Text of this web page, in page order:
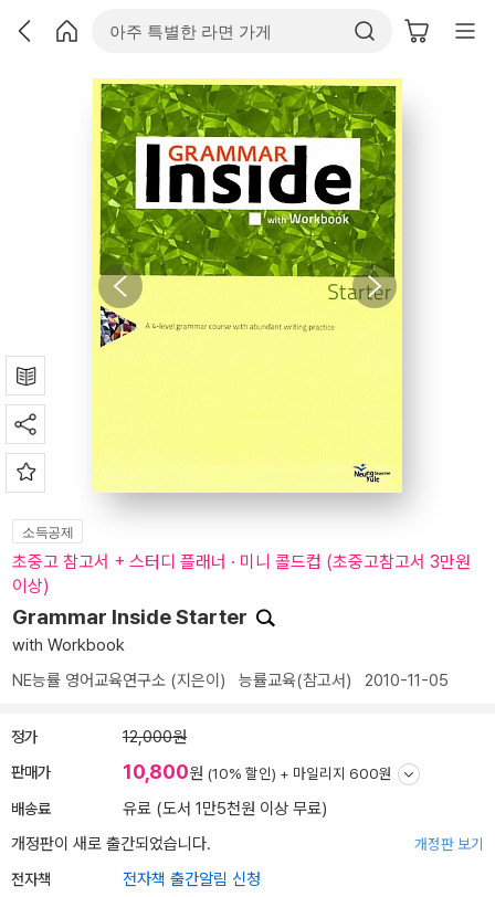
소득공제
초중고 참고서 + 스터디 플래너 · 미니 콜드컵 (초중고참고서 3만원
이상)
Grammar Inside Starter
with Workbook
NE능률 영어교육연구소 (지은이) 능률교육(참고서) 2010-11-05
정가 12,000원
판매가 10,800원 (10% 할인) + 마일리지 600원
배송료
유료 (도서 1만5천원 이상 무료)
개정판이 새로 출간되었습니다.
개정판 보기
전자책 전자책 출간알림 신청